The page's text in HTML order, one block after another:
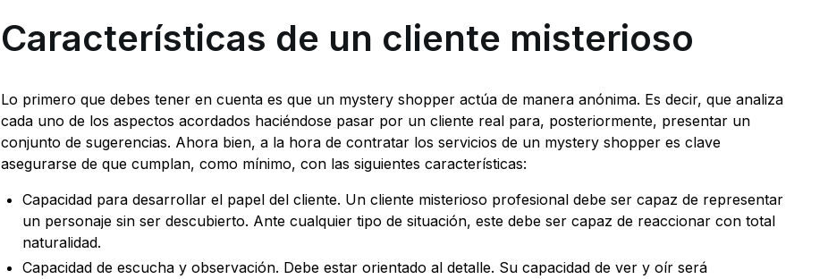
Características de un cliente misterioso
Lo primero que debes tener en cuenta es que un mystery shopper actúa de manera anónima. Es decir, que analiza
cada uno de los aspectos acordados haciéndose pasar por un cliente real para, posteriormente, presentar un
conjunto de sugerencias. Ahora bien, a la hora de contratar los servicios de un mystery shopper es clave
asegurarse de que cumplan, como mínimo, con las siguientes características:
Capacidad para desarrollar el papel del cliente. Un cliente misterioso profesional debe ser capaz de representar
un personaje sin ser descubierto. Ante cualquier tipo de situación, este debe ser capaz de reaccionar con total
naturalidad.
Capacidad de escucha y observación. Debe estar orientado al detalle. Su capacidad de ver y oír será